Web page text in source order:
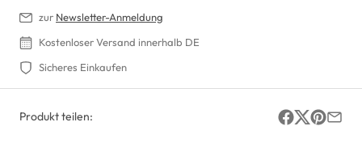
zur Newsletter-Anmeldung
Kostenloser Versand innerhalb DE
Sicheres Einkaufen
Produkt teilen: